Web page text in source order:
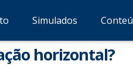
Simulados
horizontal?